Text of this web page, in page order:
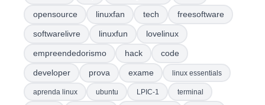
opensource linuxfan tech freesoftware
softwarelivre linuxfun lovelinux
empreendedorismo hack code
developer prova exame linux essentials
aprenda linux ubuntu LPIC-1 terminal